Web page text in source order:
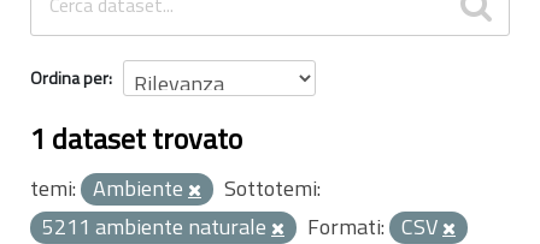
Ordina per
1 dataset trovato
temi: Ambiente
Sottotemi:
5211 ambiente naturale
Formati: CSV